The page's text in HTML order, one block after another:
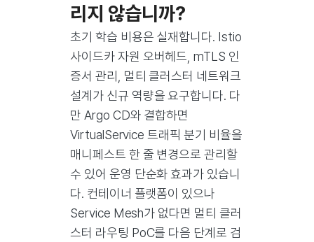
리지 않습니까?
초기 학습 비용은 실재합니다. Istio
사이드카 자원 오버헤드, mTLS 인
증서 관리, 멀티 클러스터 네트워크
설계가 신규 역량을 요구합니다. 다
만 Argo CD와 결합하면
VirtualService 트래픽 분기 비율을
매니페스트 한 줄 변경으로 관리할
수 있어 운영 단순화 효과가 있습니
다. 컨테이너 플랫폼이 있으나
Service Mesh가 없다면 멀티 클러
스터 라우팅 PoC를 다음 단계로 검